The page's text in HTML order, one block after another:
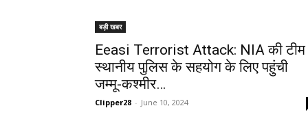
बड़ी खबर
Eeasi Terrorist Attack: NIA की टीम
स्थानीय पुलिस के सहयोग के लिए पहुंची
जम्मू-कश्मीर…
Clipper28 - June 10, 2024